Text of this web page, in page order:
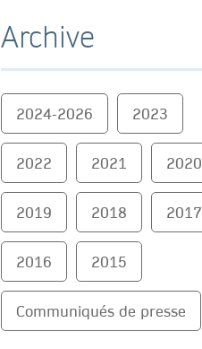
Archive
2024-2026 2023
2022 2021 2020
2019 2018 2017
2016 2015
Communiqués de presse